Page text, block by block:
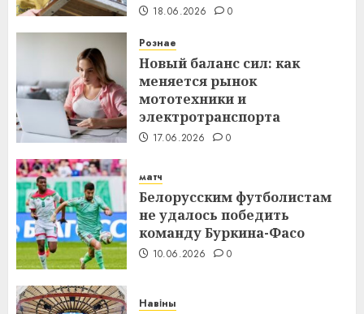
18.06.2026 0
Рознае
Новый баланс сил: как
меняется рынок
мототехники и
электротранспорта
17.06.2026 0
матч
Белорусским футболистам
не удалось победить
команду Буркина-Фасо
10.06.2026 0
Навіны